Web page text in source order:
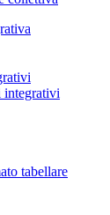
integrativi
tabellare